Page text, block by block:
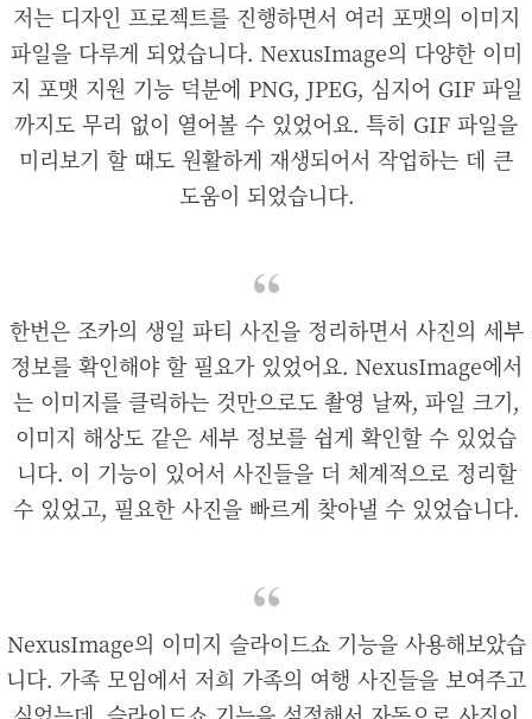
저는 디자인 프로젝트를 진행하면서 여러 포맷의 이미지
파일을 다루게 되었습니다. NexusImage의 다양한 이미
지 포맷 지원 기능 덕분에 PNG, JPEG, 심지어 GIF 파일
까지도 무리 없이 열어볼 수 있었어요. 특히 GIF 파일을
미리보기 할 때도 원활하게 재생되어서 작업하는 데 큰
도움이 되었습니다.
한번은 조카의 생일 파티 사진을 정리하면서 사진의 세부
정보를 확인해야 할 필요가 있었어요. NexusImage에서
는 이미지를 클릭하는 것만으로도 촬영 날짜, 파일 크기,
이미지 해상도 같은 세부 정보를 쉽게 확인할 수 있었습
니다. 이 기능이 있어서 사진들을 더 체계적으로 정리할
수 있었고, 필요한 사진을 빠르게 찾아낼 수 있었습니다.
NexusImage의 이미지 슬라이드쇼 기능을 사용해보았습
니다. 가족 모임에서 저희 가족의 여행 사진들을 보여주고